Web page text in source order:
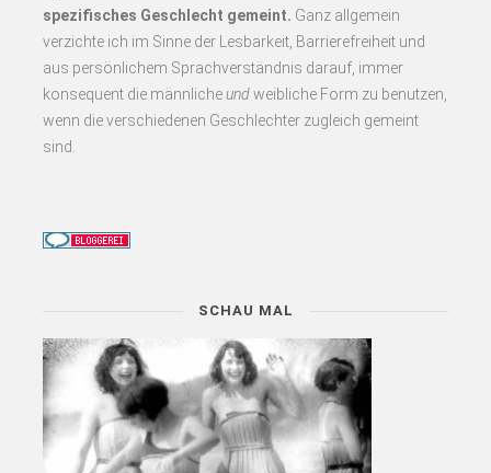
spezifisches Geschlecht gemeint. Ganz allgemein
verzichte ich im Sinne der Lesbarkeit, Barrierefreiheit und
aus persönlichem Sprachverständnis darauf, immer
konsequent die männlicheundweibliche Form zu benutzen,
wenn die verschiedenen Geschlechter zugleich gemeint
sind.
SCHAU MAL